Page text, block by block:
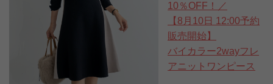
10％OFF！／
【8月10日 12:00予約
販売開始】
バイカラー2wayフレ
アニットワンピース